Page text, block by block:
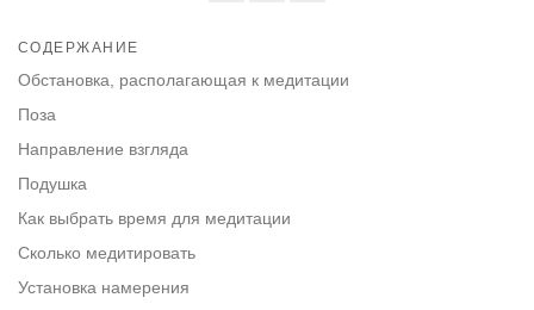
СОДЕРЖАНИЕ
Обстановка, располагающая к медитации
Поза
Направление взгляда
Подушка
Как выбрать время для медитации
Сколько медитировать
Установка намерения